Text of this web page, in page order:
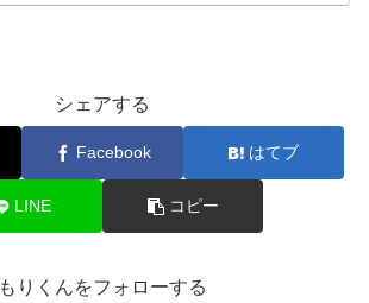
シェアする
Facebook はてブ
LINE コピー
もりくんをフォローする